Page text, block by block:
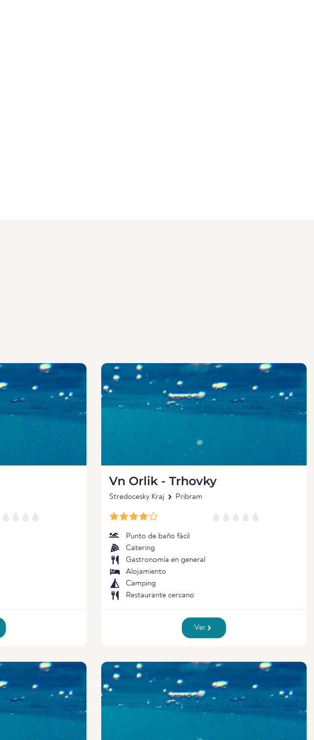
Vn Orlik - Trhovky
Stredocesky Kraj Pribram
Punto de baño fácil
Catering
Gastronomía en general
Alojamiento
Camping
Restaurante cercano
Ver